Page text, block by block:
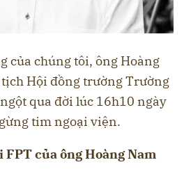
của chúng tôi, ông Hoàng
Hội đồng trường Trường
qua đời lúc 16h10 ngày
tim ngoại viện.
của ông Hoàng Nam